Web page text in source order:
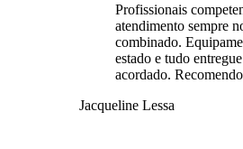
Profissionais
atendimento sempre
combinado.
estado e tudo
acordado.
Jacqueline Lessa